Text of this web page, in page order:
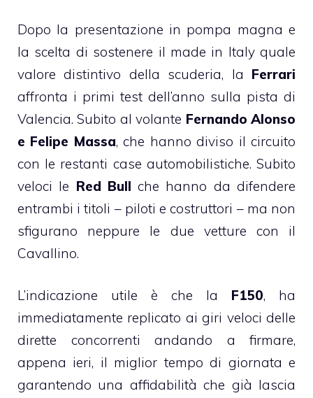
Dopo la presentazione in pompa magna e
la scelta di sostenere il made in Italy quale
valore distintivo della scuderia, la Ferrari
affronta i primi test dell’anno sulla pista di
Valencia. Subito al volante Fernando Alonso
e Felipe Massa, che hanno diviso il circuito
con le restanti case automobilistiche. Subito
veloci le Red Bullche hanno da difendere
entrambi i titoli – piloti e costruttori – ma non
sfigurano neppure le due vetture con il
Cavallino.
L’indicazione utile è che la F150, ha
immediatamente replicato ai giri veloci delle
dirette concorrenti andando a firmare,
appena ieri, il miglior tempo di giornata e
garantendo una affidabilità che già lascia